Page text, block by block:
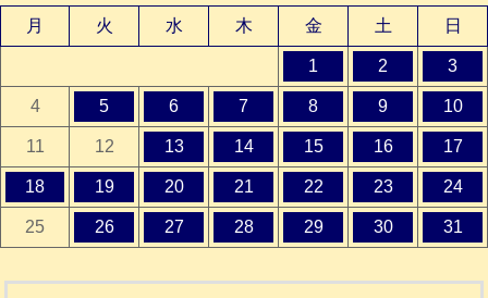
月
火 水 木 金 土 日
1 2 3
4 5 6 7 8 9 10
11 12 13 14 15 16 17
18 19 20 21 22 23 24
25 26 27 28 29 30 31